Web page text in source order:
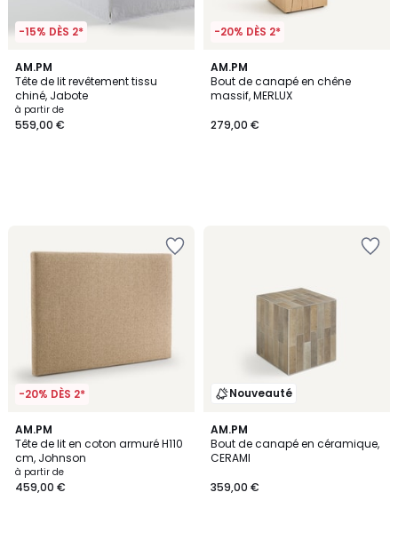
-15% DÈS 2*
AM.PM
Tête de lit revêtement tissu
chiné, Jabote
à partir de
559,00 €
-20% DÈS 2*
AM.PM
Bout de canapé en chêne
massif, MERLUX
279,00 €
-20% DÈS 2*
AM.PM
Tête de lit en coton armuré H110
cm, Johnson
à partir de
459,00 €
4,9
/ 5
2
Couleurs
Nouveauté
AM.PM
Bout de canapé en céramique,
CERAMI
359,00 €
2
Couleurs